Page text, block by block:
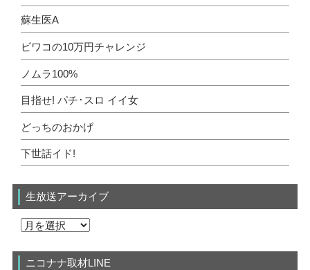
蘇生医A
ビワコの10万円チャレンジ
ノムラ100%
目指せ! パチ･スロ イイ女
どっちのおかげ
下世話イド!
生放送アーカイブ
ニコナナ取材LINE